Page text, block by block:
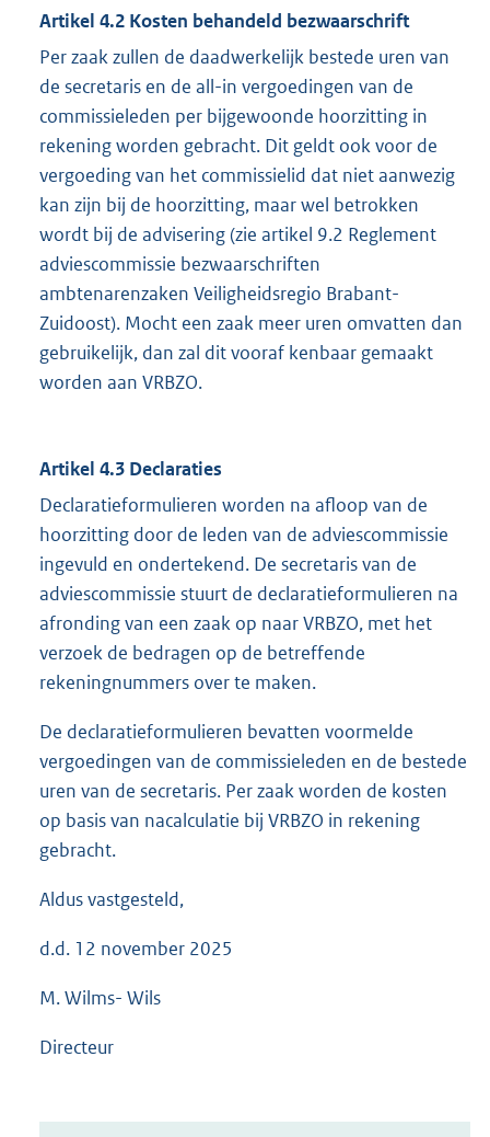
Artikel 4.2 Kosten behandeld bezwaarschrift
Per zaak zullen de daadwerkelijk bestede uren van
de secretaris en de all-in vergoedingen van de
commissieleden per bijgewoonde hoorzitting in
rekening worden gebracht. Dit geldt ook voor de
vergoeding van het commissielid dat niet aanwezig
kan zijn bij de hoorzitting, maar wel betrokken
wordt bij de advisering (zie artikel 9.2 Reglement
adviescommissie bezwaarschriften
ambtenarenzaken Veiligheidsregio Brabant-
Zuidoost). Mocht een zaak meer uren omvatten dan
gebruikelijk, dan zal dit vooraf kenbaar gemaakt
worden aan VRBZO.
Artikel 4.3 Declaraties
Declaratieformulieren worden na afloop van de
hoorzitting door de leden van de adviescommissie
ingevuld en ondertekend. De secretaris van de
adviescommissie stuurt de declaratieformulieren na
afronding van een zaak op naar VRBZO, met het
verzoek de bedragen op de betreffende
rekeningnummers over te maken.
De declaratieformulieren bevatten voormelde
vergoedingen van de commissieleden en de bestede
uren van de secretaris. Per zaak worden de kosten
op basis van nacalculatie bij VRBZO in rekening
gebracht.
Aldus vastgesteld,
d.d. 12 november 2025
M. Wilms- Wils
Directeur